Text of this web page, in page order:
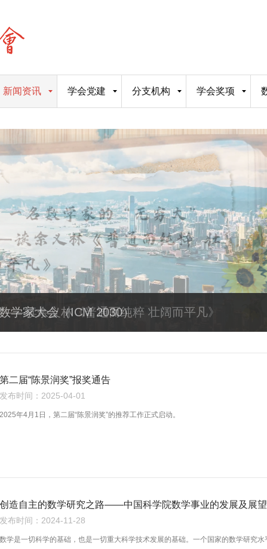
新闻资讯 学会党建 分支机构 学会奖项
——读余义林《普通而纯粹 壮阔而平凡》
第二届“陈景润奖”报奖通告
发布时间：2025-04-01
2025年4月1日，第二届“陈景润奖”的推荐工作正式启动。
创造自主的数学研究之路——中国科学院数学事业的发展及展望
发布时间：2024-11-28
数学是一切科学的基础，也是一切重大科学技术发展的基础。一个国家的数学研究水